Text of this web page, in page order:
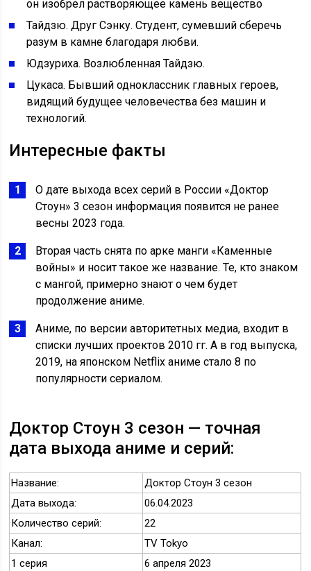
он изобрел растворяющее камень вещество
Тайдзю. Друг Сэнку. Студент, сумевший сберечь
разум в камне благодаря любви.
Юдзуриха. Возлюбленная Тайдзю.
Цукаса. Бывший одноклассник главных героев,
видящий будущее человечества без машин и
технологий.
Интересные факты
О дате выхода всех серий в России «Доктор
Стоун» 3 сезон информация появится не ранее
весны 2023 года.
Вторая часть снята по арке манги «Каменные
войны» и носит такое же название. Те, кто знаком
с мангой, примерно знают о чем будет
продолжение аниме.
Аниме, по версии авторитетных медиа, входит в
списки лучших проектов 2010 гг. А в год выпуска,
2019, на японском Netflix аниме стало 8 по
популярности сериалом.
Доктор Стоун 3 сезон — точная
дата выхода аниме и серий:
Название:
Доктор Стоун 3 сезон
Дата выхода:
06.04.2023
Количество серий:
22
Канал:
TV Tokyo
1 серия
6 апреля 2023